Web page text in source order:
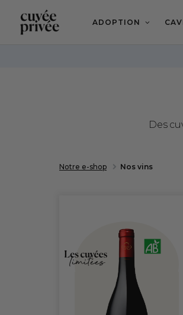
contenu
principal
ADOPTION
Des
Notre e-shop Nos vins